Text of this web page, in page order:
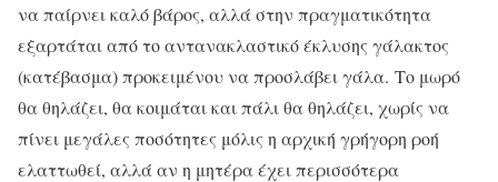
να παίρνει καλό βάρος, αλλά στην πραγματικότητα
εξαρτάται από το αντανακλαστικό έκλυσης γάλακτος
(κατέβασμα) προκειμένου να προσλάβει γάλα. Το μωρό
θα θηλάζει, θα κοιμάται και πάλι θα θηλάζει, χωρίς να
πίνει μεγάλες ποσότητες μόλις η αρχική γρήγορη ροή
ελαττωθεί, αλλά αν η μητέρα έχει περισσότερα